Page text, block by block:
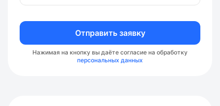
Отправить заявку
Нажимая на кнопку вы даёте согласие на обработку
персональных данных